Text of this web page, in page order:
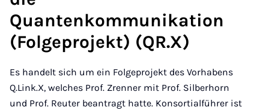
Quantenkommunikation
(Folgeprojekt) (QR.X)
Es handelt sich um ein Folgeprojekt des Vorhabens
Q.Link.X, welches Prof. Zrenner mit Prof. Silberhorn
und Prof. Reuter beantragt hatte. Konsortialführer ist